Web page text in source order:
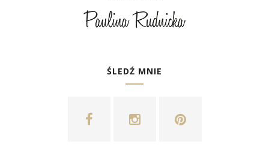
ŚLEDŹ MNIE